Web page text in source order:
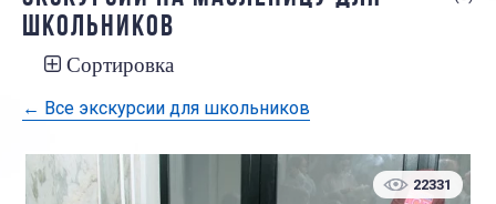
ШКОЛЬНИКОВ
Сортировка
← Все экскурсии для школьников
22331